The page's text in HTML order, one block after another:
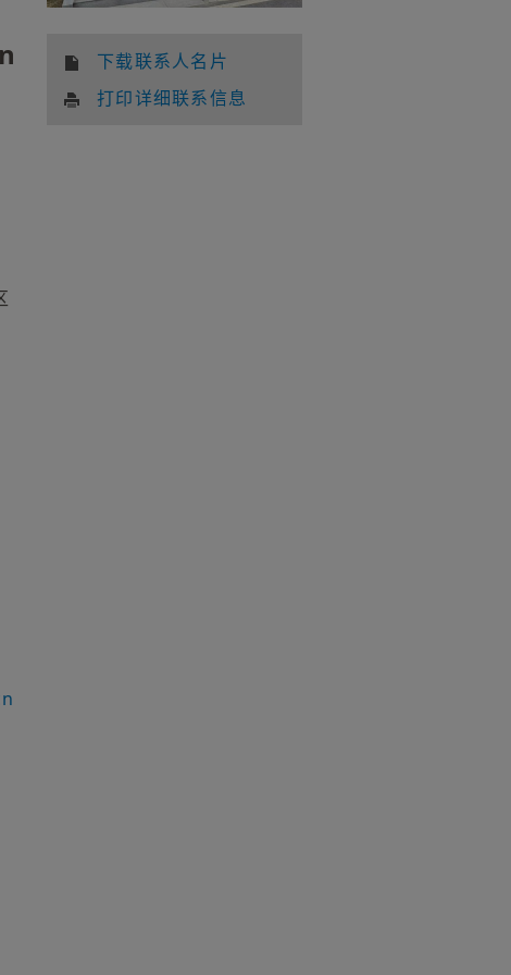
下载联系人名片
打印详细联系信息